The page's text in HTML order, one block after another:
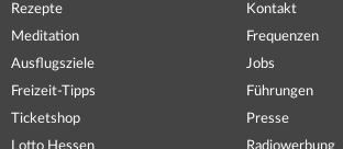
Rezepte
Meditation
Ausflugsziele
Freizeit-Tipps
Ticketshop
Lotto Hessen
Kontakt
Frequenzen
Jobs
Führungen
Presse
Radiowerbung